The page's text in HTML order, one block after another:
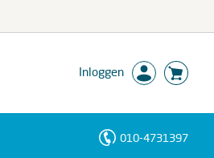
Inloggen
010-4731397